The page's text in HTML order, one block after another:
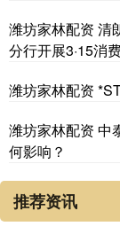
潍坊家林配资 清
分行开展3·15消
潍坊家林配资
潍坊家林配资 中
何影响？
推荐资讯